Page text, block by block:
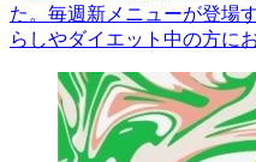
た。毎週新メニューが登場
らしやダイエット中の方に